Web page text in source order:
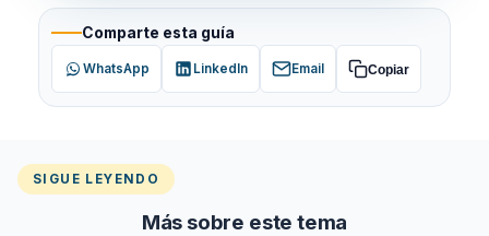
Comparte esta guía
WhatsApp LinkedIn Email Copiar
SIGUE LEYENDO
Más sobre este tema